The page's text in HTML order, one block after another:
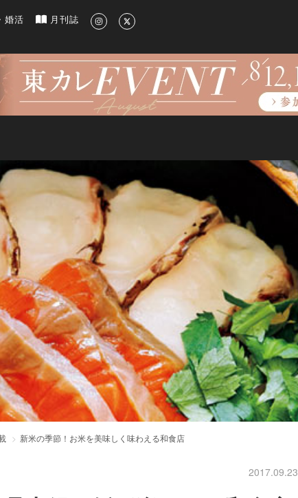
、洗練されたライフスタイル情報
婚活 月刊誌
新米の季節！お米を美味しく味わえる和食店
2017.09.23